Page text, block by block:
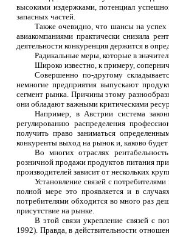
высокими издержками, потенциал
запасных частей.
Также очевидно, что шансы на успех
авиакомпаниями практически снизила
деятельности конкуренция держится в
Радикальные меры, которые в
Широко известно, к примеру,
Совершенно по-другому
немногие предприятия выпускают
сегмент рынка. Причины этому
они обладают важными критическими
Например, в Австрии система
регулированию распределения
получить право заниматься
конкуренты выход на рынок и, каково будет
Во многих отраслях
розничной продажи продуктов питания
производителей зависит от нескольких
Установление связей с
полной мере это проявляется и в
потребителями обходится во много раз
присутствие на рынке.
В этой связи укрепление связей с
1992). Правда, в действительности